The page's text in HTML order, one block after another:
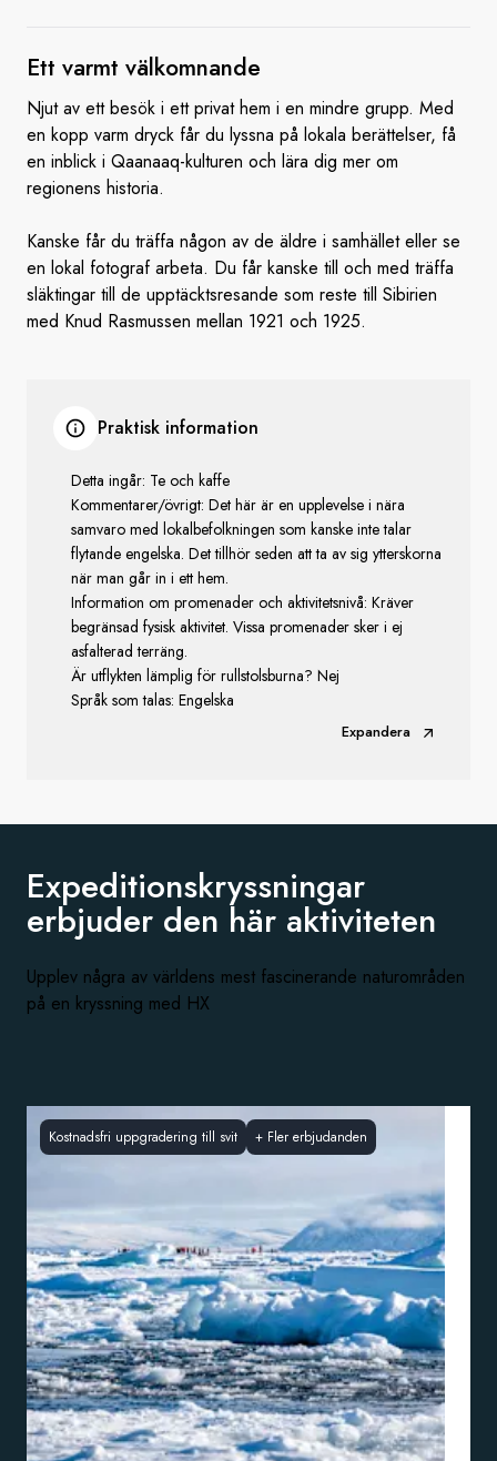
Ett varmt välkomnande
Njut av ett besök i ett privat hem i en mindre grupp. Med
en kopp varm dryck får du lyssna på lokala berättelser, få
en inblick i Qaanaaq-kulturen och lära dig mer om
regionens historia.
Kanske får du träffa någon av de äldre i samhället eller se
en lokal fotograf arbeta. Du får kanske till och med träffa
släktingar till de upptäcktsresande som reste till Sibirien
med Knud Rasmussen mellan 1921 och 1925.
Praktisk information
Detta ingår: Te och kaffe
Kommentarer/övrigt: Det här är en upplevelse i nära
samvaro med lokalbefolkningen som kanske inte talar
flytande engelska. Det tillhör seden att ta av sig ytterskorna
när man går in i ett hem.
Information om promenader och aktivitetsnivå: Kräver
begränsad fysisk aktivitet. Vissa promenader sker i ej
asfalterad terräng.
Är utflykten lämplig för rullstolsburna? Nej
Språk som talas: Engelska
Expandera
Expeditionskryssningar
erbjuder den här aktiviteten
Upplev några av världens mest fascinerande naturområden
på en kryssning med HX
Kostnadsfri uppgradering till svit + Fler erbjudanden